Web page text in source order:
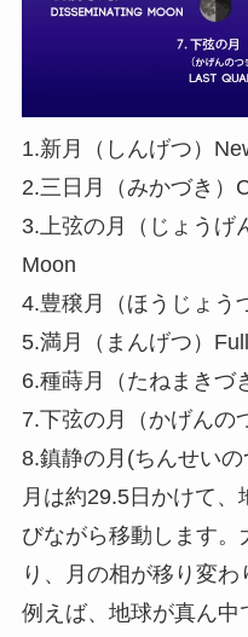
1.新月（しんげつ）
2.三日月（みかづき）
3.上弦の月（じょうげ
Moon
4.豊穣月（ほうじょう
5.満月（まんげつ）
6.種蒔月（たねまきづ
7.下弦の月（かげんの
8.鎮静の月(ちんせい
月は約29.5日かけて
びながら移動します。
り、月の相が移り変わ
例えば、地球が真ん